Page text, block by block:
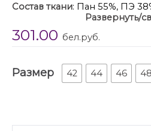
Состав ткани: Пан 55%, ПЭ
Подкладка: ПЭ 100%
решение для холодного
мех дарит комфорт и тепло,
пуговицы, широким
Развернуть/
301.00 бел.руб.
Размер 42 44 46 48